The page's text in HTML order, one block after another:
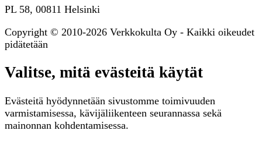
PL 58, 00811 Helsinki
Copyright © 2010-2026 Verkkokulta Oy - Kaikki oikeudet
pidätetään
Valitse, mitä evästeitä käytät
Evästeitä hyödynnetään sivustomme toimivuuden
varmistamisessa, kävijäliikenteen seurannassa sekä
mainonnan kohdentamisessa.